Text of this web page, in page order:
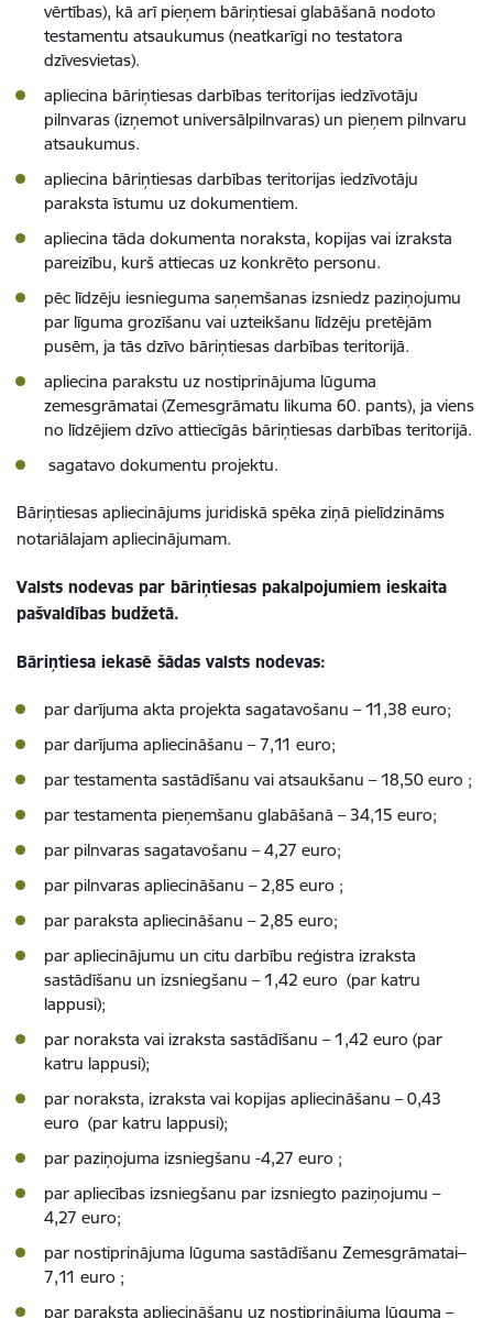
vērtības), kā arī pieņem bāriņtiesai glabāšanā nodoto
testamentu atsaukumus (neatkarīgi no testatora
dzīvesvietas).
apliecina bāriņtiesas darbības teritorijas iedzīvotāju
pilnvaras (izņemot universālpilnvaras) un pieņem pilnvaru
atsaukumus.
apliecina bāriņtiesas darbības teritorijas iedzīvotāju
paraksta īstumu uz dokumentiem.
apliecina tāda dokumenta noraksta, kopijas vai izraksta
pareizību, kurš attiecas uz konkrēto personu.
pēc līdzēju iesnieguma saņemšanas izsniedz paziņojumu
par līguma grozīšanu vai uzteikšanu līdzēju pretējām
pusēm, ja tās dzīvo bāriņtiesas darbības teritorijā.
apliecina parakstu uz nostiprinājuma lūguma
zemesgrāmatai (Zemesgrāmatu likuma 60. pants), ja viens
no līdzējiem dzīvo attiecīgās bāriņtiesas darbības teritorijā.
sagatavo dokumentu projektu.
Bāriņtiesas apliecinājums juridiskā spēka ziņā pielīdzināms
notariālajam apliecinājumam.
Valsts nodevas par bāriņtiesas pakalpojumiem ieskaita
pašvaldības budžetā.
Bāriņtiesa iekasē šādas valsts nodevas:
par darījuma akta projekta sagatavošanu – 11,38 euro;
par darījuma apliecināšanu – 7,11 euro;
par testamenta sastādīšanu vai atsauk­šanu – 18,50 euro ;
par testamenta pieņemšanu glabāšanā – 34,15 euro;
par pilnvaras sagatavošanu – 4,27 euro;
par pilnvaras apliecināšanu – 2,85 euro ;
par paraksta apliecināšanu – 2,85 euro;
par apliecinājumu un citu darbību reģistra izraksta
sastādīšanu un izsniegšanu – 1,42 euro (par katru
lappusi);
par noraksta vai izraksta sastādīšanu – 1,42 euro (par
katru lappusi);
par noraksta, izraksta vai kopijas apliecināšanu – 0,43
euro (par katru lappusi);
par paziņojuma izsniegšanu -4,27 euro ;
par apliecības izsniegšanu par izsniegto paziņojumu –
4,27 euro;
par nostiprinājuma lūguma sastādīšanu Zemesgrāmatai–
7,11 euro ;
par paraksta apliecināšanu uz nostiprinājuma lūguma –